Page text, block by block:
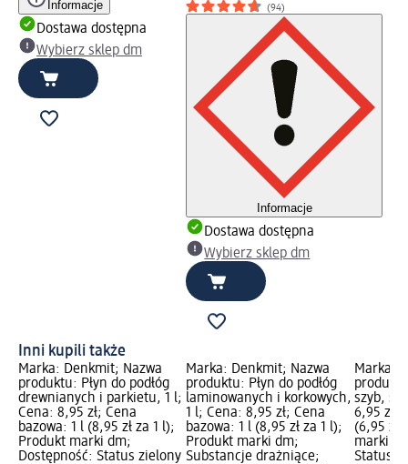
Informacje
Dostawa dostępna
Wybierz sklep dm
(94)
Informacje
Dostawa dostępna
Wybierz sklep dm
Inni kupili także
Marka: Denkmit; Nazwa
produktu: Płyn do podłóg
drewnianych i parkietu, 1 l;
Cena: 8,95 zł; Cena
bazowa: 1 l (8,95 zł za 1 l);
Produkt marki dm;
Dostępność: Status zielony
Marka: Denkmit; Nazwa
produktu: Płyn do podłóg
laminowanych i korkowych,
1 l; Cena: 8,95 zł; Cena
bazowa: 1 l (8,95 zł za 1 l);
Produkt marki dm;
Substancje drażniące;
Marka:
szyb,
6,95 zł;
(6,95 zł
marki
Status